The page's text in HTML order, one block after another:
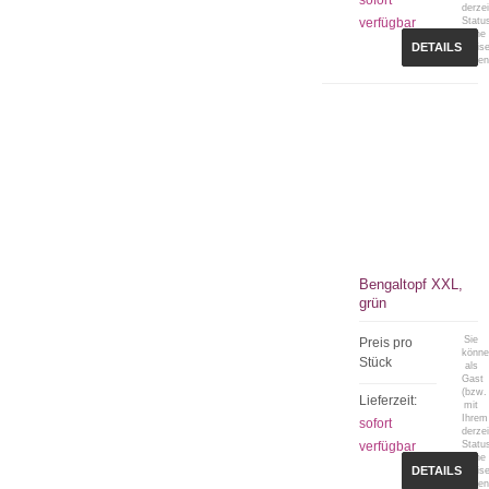
verfügbar
keine
DETAILS
Bengaltopf XXL,
grün
Preis pro
Stück
Lieferzeit:
sofort
verfügbar
Sie
als
Gast
(bzw.
mit
Ihrem
keine
DETAILS